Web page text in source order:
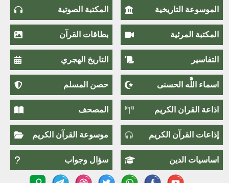
الموسوعة التاريخية المكتبة الصوتية
المكتبة المرئية بطاقات القرآن
التفاسير التاريخ الهجري
اسماء اللَّٰه الحسنى حصن المسلم
اذاعة القران الكريم المصحف
إذاعات القرآن الكريم موسوعة القرآن الكريم
اساسيات الدين سؤال وجواب